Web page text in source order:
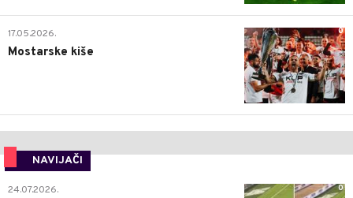
0
17.05.2026.
Mostarske kiše
NAVIJAČI
0
24.07.2026.